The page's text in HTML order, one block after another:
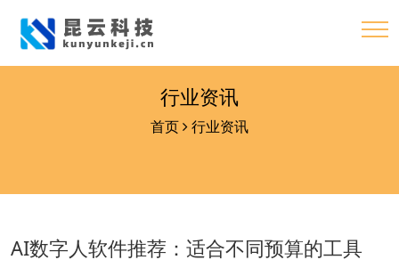
行业资讯
首页 行业资讯
AI数字人软件推荐：适合不同预算的工具